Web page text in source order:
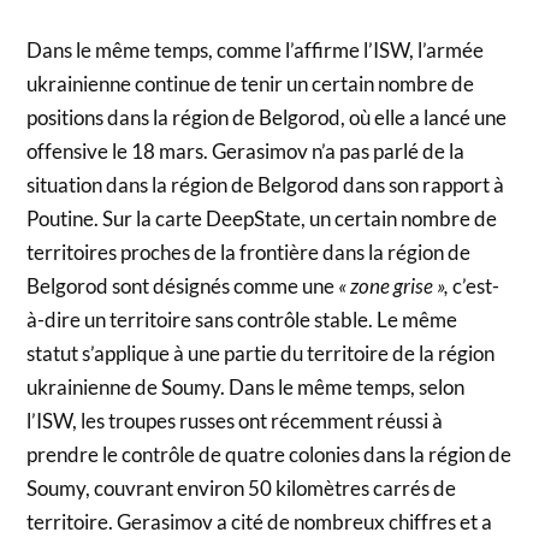
Dans le même temps, comme l’affirme l’ISW, l’armée
ukrainienne continue de tenir un certain nombre de
positions dans la région de Belgorod, où elle a lancé une
offensive le 18 mars. Gerasimov n’a pas parlé de la
situation dans la région de Belgorod dans son rapport à
Poutine. Sur la carte DeepState, un certain nombre de
territoires proches de la frontière dans la région de
Belgorod sont désignés comme une« zone grise »,c’est-
à-dire un territoire sans contrôle stable. Le même
statut s’applique à une partie du territoire de la région
ukrainienne de Soumy. Dans le même temps, selon
l’ISW, les troupes russes ont récemment réussi à
prendre le contrôle de quatre colonies dans la région de
Soumy, couvrant environ 50 kilomètres carrés de
territoire. Gerasimov a cité de nombreux chiffres et a